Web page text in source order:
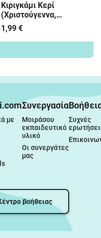
Κιριγκάμι Κερί
(Χριστούγεννα,
Χειμώνας)
1,99 €
με
Συνεργασία
Μοιράσου
εκπαιδευτικό
υλικό
Οι συνεργάτες
μας
Συχνές
βοήθειας